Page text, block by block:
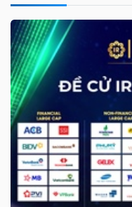
(-)
Dịch
vụ
(-)
Đào
tạo